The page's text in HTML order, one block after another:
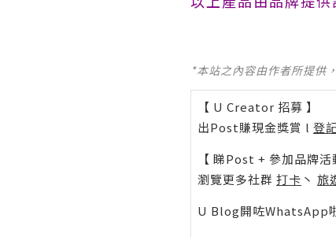
*本站之內容由作者所提供
【 U Creator 招募 】
出Post賺現金獎賞 l 登
【 睇Post + 參加品牌活
瀏覽更多社群 打卡 丶 旅
U Blog開咗WhatsApp